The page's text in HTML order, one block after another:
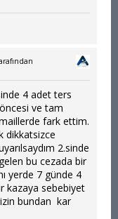
4 adet ters
ve tam
fark ettim.
dikkatsizce
2.sinde
bu cezada bir
yerde 7 günde 4
kazaya sebebiyet
bundan kar